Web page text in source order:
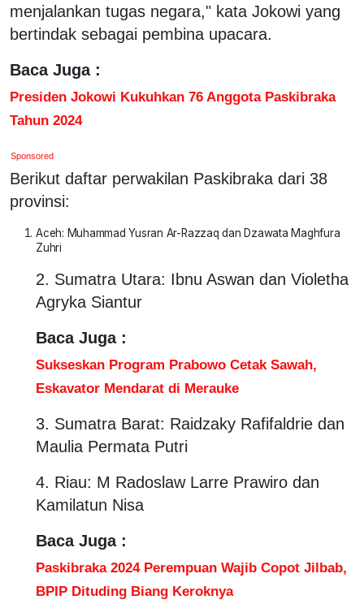
menjalankan tugas negara," kata Jokowi yang
bertindak sebagai pembina upacara.
Baca Juga :
Presiden Jokowi Kukuhkan 76 Anggota Paskibraka
Tahun 2024
Sponsored
Berikut daftar perwakilan Paskibraka dari 38
provinsi:
Aceh: Muhammad Yusran Ar-Razzaq dan Dzawata Maghfura
Zuhri
2. Sumatra Utara: Ibnu Aswan dan Violetha
Agryka Siantur
Baca Juga :
Sukseskan Program Prabowo Cetak Sawah,
Eskavator Mendarat di Merauke
3. Sumatra Barat: Raidzaky Rafifaldrie dan
Maulia Permata Putri
4. Riau: M Radoslaw Larre Prawiro dan
Kamilatun Nisa
Baca Juga :
Paskibraka 2024 Perempuan Wajib Copot Jilbab,
BPIP Dituding Biang Keroknya